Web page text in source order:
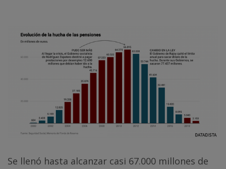
Se llenó hasta alcanzar casi 67.000 millones de